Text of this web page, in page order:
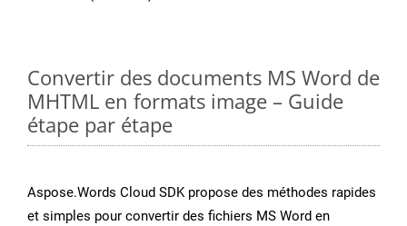
Convertir des documents MS Word de
MHTML en formats image – Guide
étape par étape
Aspose.Words Cloud SDK propose des méthodes rapides
et simples pour convertir des fichiers MS Word en